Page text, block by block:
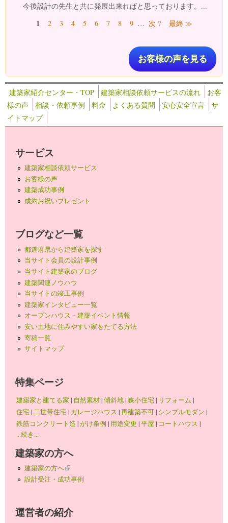
今後設計の先生と共に発展出来ればと思っております。...
ページ1 2 3 4 5 6 7 8 9 … 次 ? 最終 ≫
お客様の声を見る
建築家紹介センター・TOP 建築家相談依頼サービスの流れ
お客
様の声
相談・依頼事例 料金 よくある質問 安心安全宣言
サ
イトマップ
サービス
建築家相談依頼サービス
お客様の声
建築成功事例
成約お祝いプレゼント
ブログなど一覧
都道府県から建築家を探す
当サイト会員の設計事例
当サイト建築家のブログ
建築関連ノウハウ
当サイトの竣工事例
建築家インタビュー一覧
オープンハウス・建築イベント情報
安い土地に住みやすい家をたてる方法
寄稿一覧
サイトマップ
特集ページ
建築家と建てる家 | 自然素材|傾斜地|狭小住宅| リフォーム |
住宅| 二世帯住宅| ガレージハウス |再建築不可| シンプルモダン |
鉄筋コンクリート造 |がけ条例 | 用途変更 |平屋 | コートハウス |
...続き...
建築家の方へ
建築家の方へ(link is external)
設計受注・成功事例
運営者の紹介